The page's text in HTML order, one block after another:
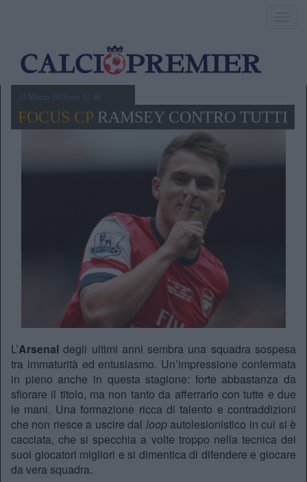
13 Marzo 2016,ore 12.46
FOCUS CP RAMSEY CONTRO TUTTI
L’Arsenal degli ultimi anni sembra una squadra sospesa
tra immaturità ed entusiasmo. Un’impressione confermata
in pieno anche in questa stagione: forte abbastanza da
sfiorare il titolo, ma non tanto da afferrarlo con tutte e due
le mani. Una formazione ricca di talento e contraddizioni
che non riesce a uscire dal loop autolesionistico in cui si è
cacciata, che si specchia a volte troppo nella tecnica dei
suoi giocatori migliori e si dimentica di difendere e giocare
da vera squadra.